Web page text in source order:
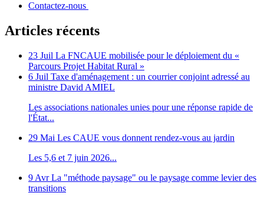
Contactez-nous
Articles récents
23 Juil La FNCAUE mobilisée pour le déploiement du «
Parcours Projet Habitat Rural »
6 Juil Taxe d'aménagement : un courrier conjoint adressé au
ministre David AMIEL
Les associations nationales unies pour une réponse rapide de
l'État...
29 Mai Les CAUE vous donnent rendez-vous au jardin
Les 5,6 et 7 juin 2026...
9 Avr La "méthode paysage" ou le paysage comme levier des
transitions